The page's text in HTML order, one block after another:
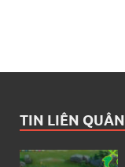
TIN LIÊN QUÂN